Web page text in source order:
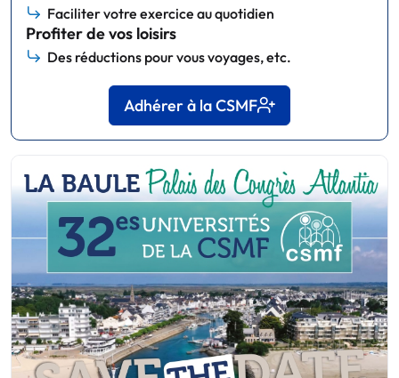
Faciliter votre exercice au quotidien
Profiter de vos loisirs
Des réductions pour vous voyages, etc.
Adhérer à la CSMF